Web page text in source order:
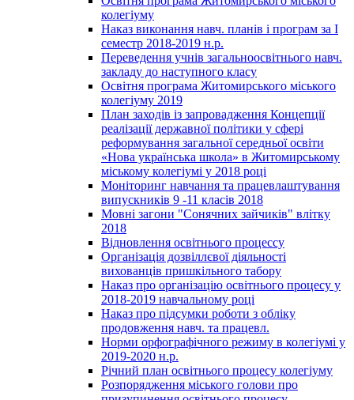
колегіуму
Наказ виконання навч. планів і програм за І
семестр 2018-2019 н.р.
Переведення учнів загальноосвітнього навч.
закладу до наступного класу
Освітня програма Житомирського міського
колегіуму 2019
План заходів із запровадження Концепції
реалізації державної політики у сфері
реформування загальної середньої освіти
«Нова українська школа» в Житомирському
міському колегіумі у 2018 році
Моніторинг навчання та працевлаштування
випускників 9 -11 класів 2018
Мовні загони "Сонячних зайчиків" влітку
2018
Відновлення освітнього процессу
Організація дозвіллєвої діяльності
вихованців пришкільного табору
Наказ про організацію освітнього процесу у
2018-2019 навчальному році
Наказ про підсумки роботи з обліку
продовження навч. та працевл.
Норми орфографічного режиму в колегіумі у
2019-2020 н.р.
Річний план освітнього процесу колегіуму
Розпорядження міського голови про